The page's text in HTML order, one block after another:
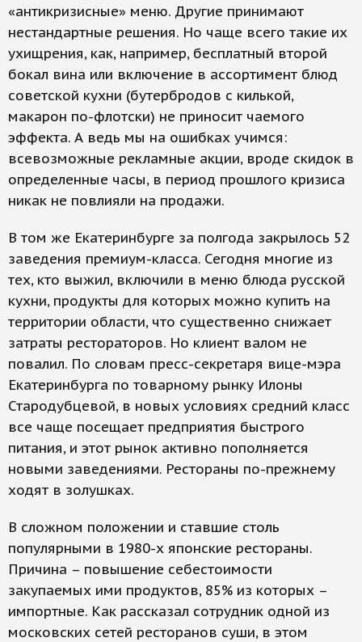
«антикризисные» меню. Другие принимают
нестандартные решения. Но чаще всего такие их
ухищрения, как, например, бесплатный второй
бокал вина или включение в ассортимент блюд
советской кухни (бутербродов с килькой,
макарон по-флотски) не приносит чаемого
эффекта. А ведь мы на ошибках учимся:
всевозможные рекламные акции, вроде скидок в
определенные часы, в период прошлого кризиса
никак не повлияли на продажи.
В том же Екатеринбурге за полгода закрылось 52
заведения премиум-класса. Сегодня многие из
тех, кто выжил, включили в меню блюда русской
кухни, продукты для которых можно купить на
территории области, что существенно снижает
затраты рестораторов. Но клиент валом не
повалил. По словам пресс-секретаря вице-мэра
Екатеринбурга по товарному рынку Илоны
Стародубцевой, в новых условиях средний класс
все чаще посещает предприятия быстрого
питания, и этот рынок активно пополняется
новыми заведениями. Рестораны по-прежнему
ходят в золушках.
В сложном положении и ставшие столь
популярными в 1980-х японские рестораны.
Причина – повышение себестоимости
закупаемых ими продуктов, 85% из которых –
импортные. Как рассказал сотрудник одной из
московских сетей ресторанов суши, в этом